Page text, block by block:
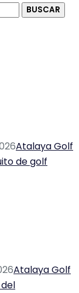
Atalaya Golf
de golf
Atalaya Golf